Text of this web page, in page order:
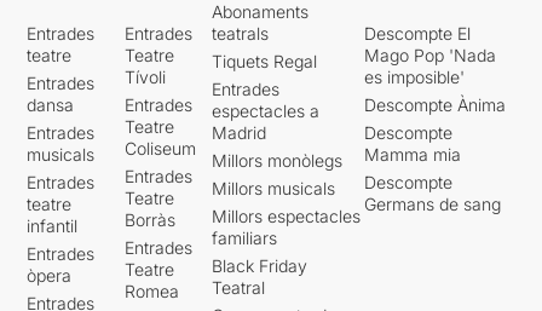
Entrades
teatre
Entrades
dansa
Entrades
musicals
Entrades
teatre
infantil
Entrades
òpera
Entrades
Entrades
Teatre
Tívoli
Entrades
Teatre
Coliseum
Entrades
Teatre
Borràs
Entrades
Teatre
Romea
Abonaments
teatrals
Tiquets Regal
Entrades
espectacles a
Madrid
Millors monòlegs
Millors musicals
Millors espectacles
familiars
Black Friday
Teatral
Descompte El
Mago Pop 'Nada
es imposible'
Descompte Ànima
Descompte
Mamma mia
Descompte
Germans de sang